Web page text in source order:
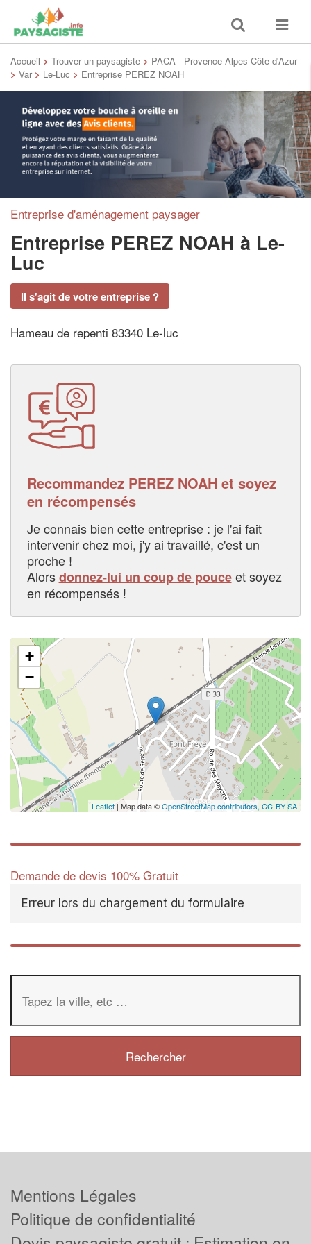
Toggle
search
Toggle
Accueil > Trouver un paysagiste > PACA - Provence Alpes Côte d'Azur
> Var > Le-Luc > Entreprise PEREZ NOAH
Entreprise d'aménagement paysager
Entreprise PEREZ NOAH à Le-
Luc
Il s'agit de votre entreprise ?
Hameau de repenti 83340 Le-luc
Recommandez PEREZ NOAH et soyez
en récompensés
Je connais bien cette entreprise : je l'ai fait
intervenir chez moi, j'y ai travaillé, c'est un
proche !
Alorsdonnez-lui un coup de pouceet soyez
en récompensés !
+
−
Leaflet | Map data ©OpenStreetMap contributors, CC-BY-SA
Demande de devis 100% Gratuit
Erreur lors du chargement du formulaire
Mentions Légales
Politique de confidentialité